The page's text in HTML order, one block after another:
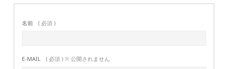
名前 ( 必須 )
E-MAIL ( 必須 ) ※ 公開されません